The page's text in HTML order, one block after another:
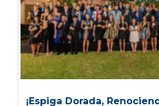
¡Espiga Dorada,